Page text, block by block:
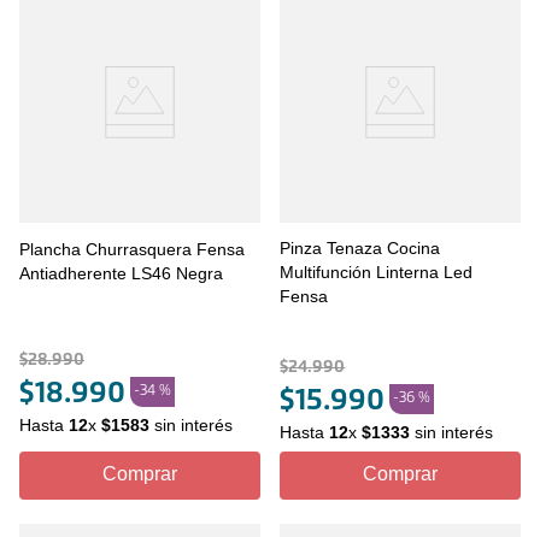
Plancha Churrasquera Fensa
Antiadherente LS46 Negra
$28.990
$18.990 -34 %
Hasta 12x $1583 sin interés
Comprar
Pinza Tenaza Cocina
Multifunción Linterna Led
Fensa
$24.990
$15.990 -36 %
Hasta 12x$1333 sin interés
Comprar